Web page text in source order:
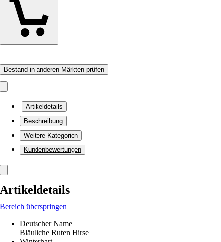
Bestand in anderen Märkten prüfen
Artikeldetails
Beschreibung
Weitere Kategorien
Kundenbewertungen
Artikeldetails
Bereich überspringen
Deutscher Name
Bläuliche Ruten Hirse